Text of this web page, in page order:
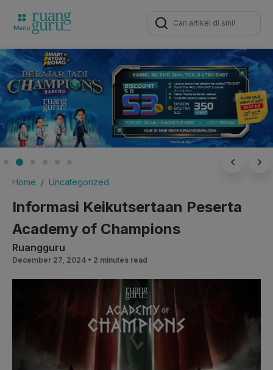
Search
for:
Home Uncategorized
Informasi Keikutsertaan Peserta
Academy of Champions
Ruangguru
December 27, 2024 • 2 minutes read